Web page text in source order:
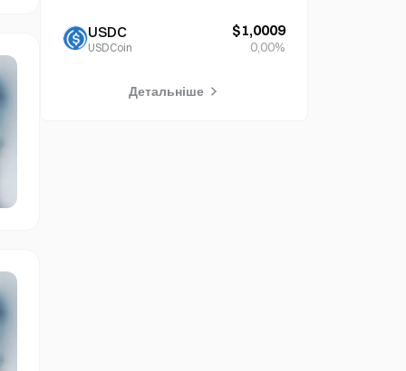
USDC
USDCoin
$1,0009
0,00%
Детальніше